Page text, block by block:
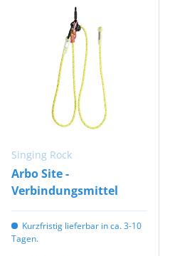
Singing Rock
Arbo Site -
Verbindungsmittel
Kurzfristig lieferbar in ca. 3-10
Tagen.